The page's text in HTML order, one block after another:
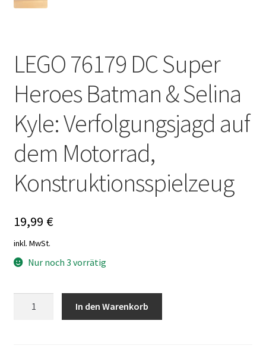
LEGO 76179 DC Super
Heroes Batman & Selina
Kyle: Verfolgungsjagd auf
dem Motorrad,
Konstruktionsspielzeug
19,99 €
inkl. MwSt.
Nur noch 3 vorrätig
In den Warenkorb